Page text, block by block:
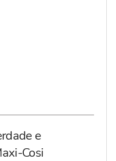
e
Cosi